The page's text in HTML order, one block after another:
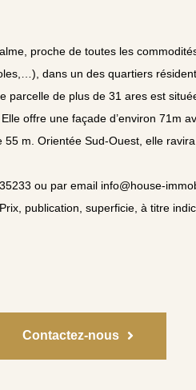
proche de toutes les
dans un des quartiers
parcelle de plus de 31 ares est
offre une façade d’environ 71m
55 m. Orientée Sud-Ouest, elle
ou par email info@house-
publication, superficie, à titre
Contactez-nous